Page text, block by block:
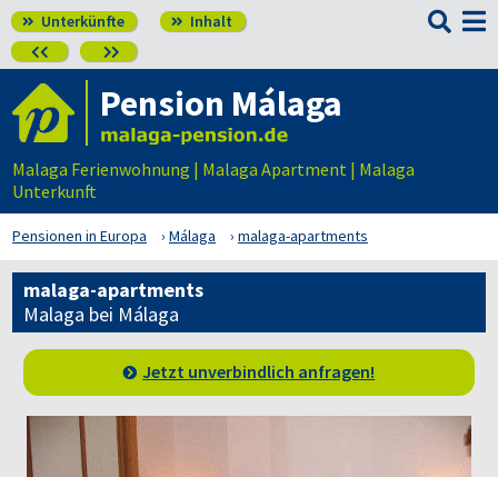
 Unterkünfte  Inhalt
 

Pension Málaga
Malaga Ferienwohnung | Malaga Apartment | Malaga
Unterkunft
Pensionen in Europa Málaga malaga-apartments
malaga-apartments
Malaga bei Málaga
Jetzt unverbindlich anfragen!